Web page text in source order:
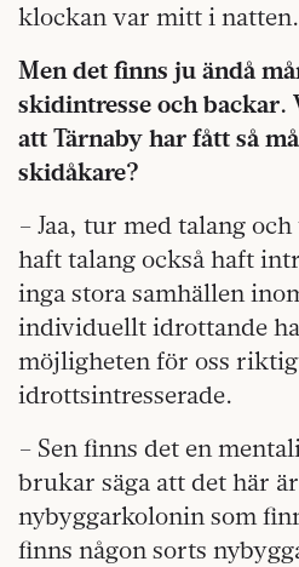
klockan var mitt i natten.
Men det finns ju ändå
skidintresse och backar.
att Tärnaby har fått så
skidåkare?
– Jaa, tur med talang
haft talang också haft
inga stora samhällen
individuellt idrottande
möjligheten för oss
idrottsintresserade.
– Sen finns det en
brukar säga att det här
nybyggarkolonin som
finns någon sorts